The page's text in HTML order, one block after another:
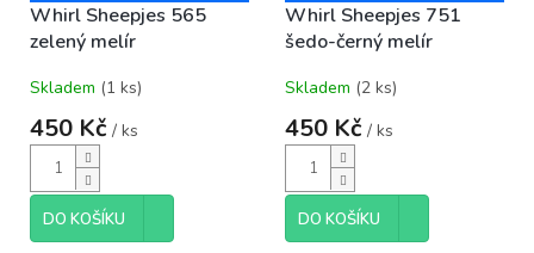
Whirl Sheepjes 565
zelený melír
Skladem (1 ks)
450 Kč / ks
DO KOŠÍKU
Whirl Sheepjes 751
šedo-černý melír
Skladem (2 ks)
450 Kč / ks
DO KOŠÍKU